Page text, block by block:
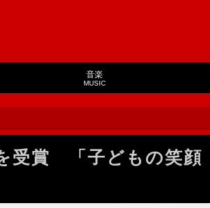
音楽
MUSIC
受賞 「子どもの笑顔